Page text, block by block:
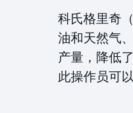
科氏格里奇
油和天然气
产量，降低
此操作员可